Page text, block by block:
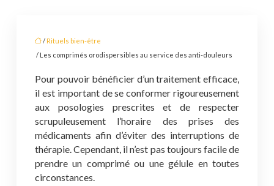
/ Rituels bien-être
/ Les comprimés orodispersibles au service des anti-douleurs
Pour pouvoir bénéficier d’un traitement efficace,
il est important de se conformer rigoureusement
aux posologies prescrites et de respecter
scrupuleusement l’horaire des prises des
médicaments afin d’éviter des interruptions de
thérapie. Cependant, il n’est pas toujours facile de
prendre un comprimé ou une gélule en toutes
circonstances.